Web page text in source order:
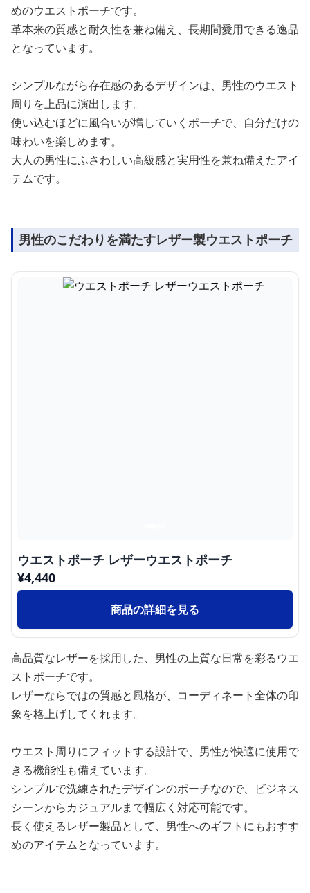
めのウエストポーチです。
革本来の質感と耐久性を兼ね備え、長期間愛用できる逸品
となっています。
シンプルながら存在感のあるデザインは、男性のウエスト
周りを上品に演出します。
使い込むほどに風合いが増していくポーチで、自分だけの
味わいを楽しめます。
大人の男性にふさわしい高級感と実用性を兼ね備えたアイ
テムです。
男性のこだわりを満たすレザー製ウエストポーチ
ウエストポーチ レザーウエストポーチ
¥4,440
商品の詳細を見る
高品質なレザーを採用した、男性の上質な日常を彩るウエ
ストポーチです。
レザーならではの質感と風格が、コーディネート全体の印
象を格上げしてくれます。
ウエスト周りにフィットする設計で、男性が快適に使用で
きる機能性も備えています。
シンプルで洗練されたデザインのポーチなので、ビジネス
シーンからカジュアルまで幅広く対応可能です。
長く使えるレザー製品として、男性へのギフトにもおすす
めのアイテムとなっています。